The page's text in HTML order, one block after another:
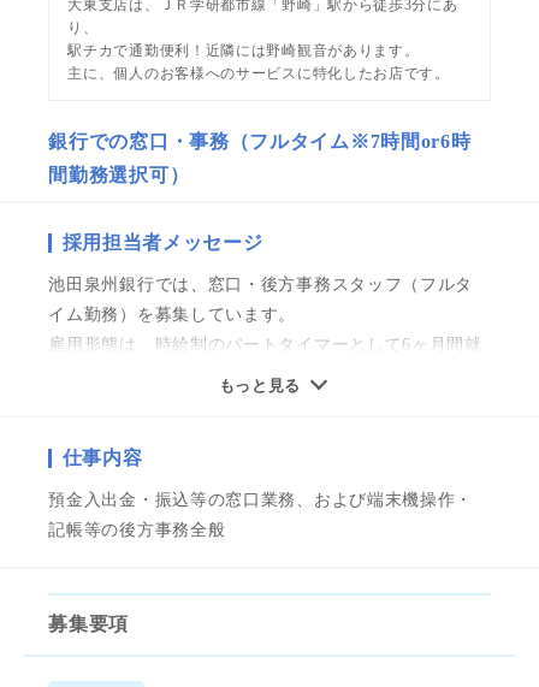
大東支店は、ＪＲ学研都市線「野崎」駅から徒歩3分にあ
り、
駅チカで通勤便利！近隣には野崎観音があります。
主に、個人のお客様へのサービスに特化したお店です。
銀行での窓口・事務（フルタイム※7時間or6時
間勤務選択可）
採用担当者メッセージ
池田泉州銀行では、窓口・後方事務スタッフ（フルタ
イム勤務）を募集しています。
雇用形態は、時給制のパートタイマーとして6ヶ月間就
業後、月給制のスタッフとしての勤務となります。
あなたのライフスタイルに合わせてご相談下さい。
これまでのご経験を活かして池田泉州銀行で一緒に働
◆銀行事務・金融事務等経験者歓迎！ブランクOK！
もっと見る
仕事内容
預金入出金・振込等の窓口業務、および端末機操作・
記帳等の後方事務全般
募集要項